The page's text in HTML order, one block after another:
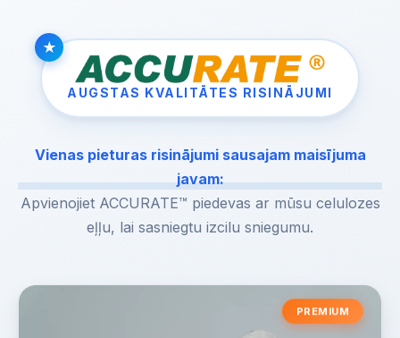
AUGSTAS KVALITĀTES RISINĀJUMI
Vienas pieturas risinājumi sausajam maisījuma
javam:
Apvienojiet ACCURATE™ piedevas ar mūsu celulozes
eļļu, lai sasniegtu izcilu sniegumu.
PREMIUM